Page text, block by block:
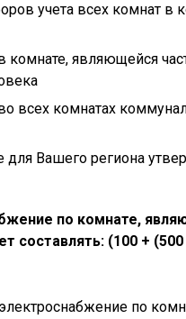
учета всех комнат в
комнате, являющейся
всех комнатах
для Вашего региона
по комнате,
составлять: (100 +
по